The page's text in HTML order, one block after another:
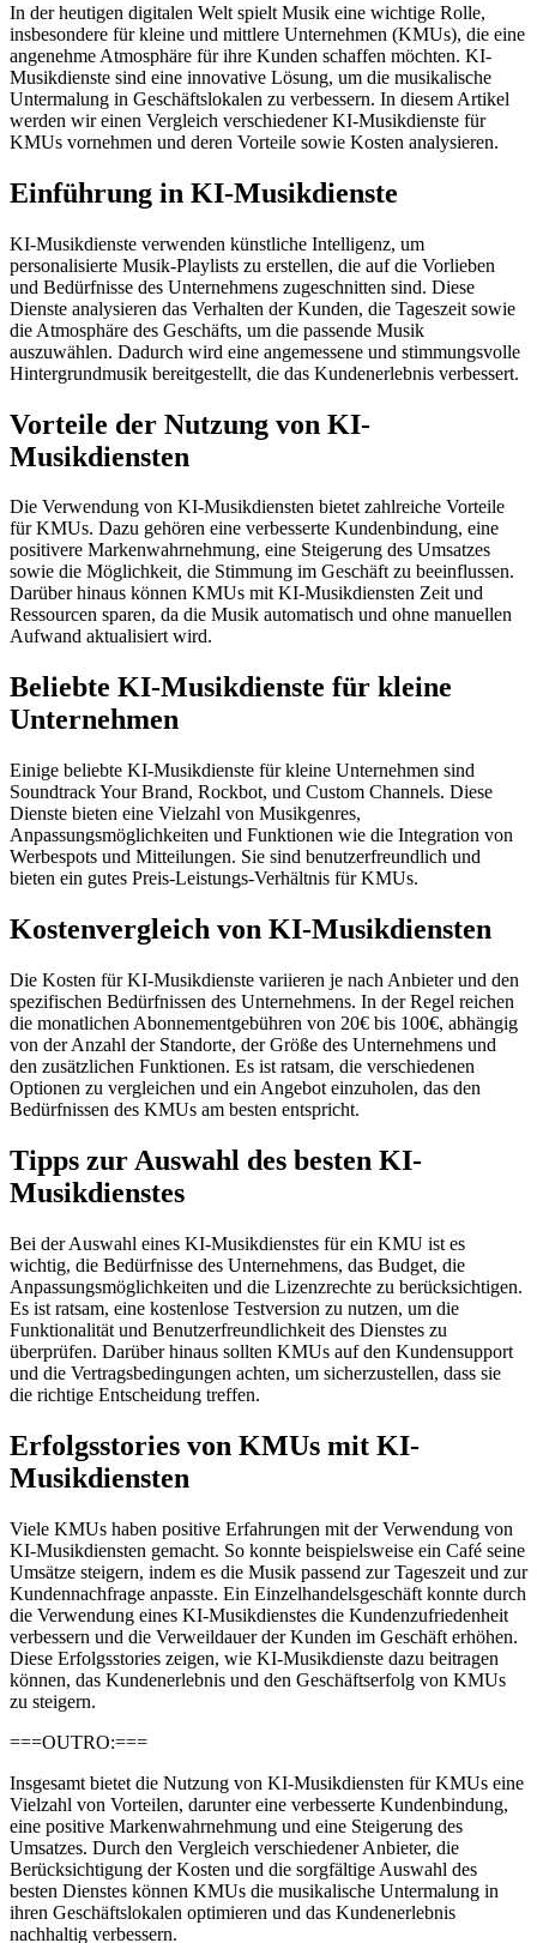
In der heutigen digitalen Welt spielt Musik eine wichtige Rolle,
insbesondere für kleine und mittlere Unternehmen (KMUs), die eine
angenehme Atmosphäre für ihre Kunden schaffen möchten. KI-
Musikdienste sind eine innovative Lösung, um die musikalische
Untermalung in Geschäftslokalen zu verbessern. In diesem Artikel
werden wir einen Vergleich verschiedener KI-Musikdienste für
KMUs vornehmen und deren Vorteile sowie Kosten analysieren.
Einführung in KI-Musikdienste
KI-Musikdienste verwenden künstliche Intelligenz, um
personalisierte Musik-Playlists zu erstellen, die auf die Vorlieben
und Bedürfnisse des Unternehmens zugeschnitten sind. Diese
Dienste analysieren das Verhalten der Kunden, die Tageszeit sowie
die Atmosphäre des Geschäfts, um die passende Musik
auszuwählen. Dadurch wird eine angemessene und stimmungsvolle
Hintergrundmusik bereitgestellt, die das Kundenerlebnis verbessert.
Vorteile der Nutzung von KI-
Musikdiensten
Die Verwendung von KI-Musikdiensten bietet zahlreiche Vorteile
für KMUs. Dazu gehören eine verbesserte Kundenbindung, eine
positivere Markenwahrnehmung, eine Steigerung des Umsatzes
sowie die Möglichkeit, die Stimmung im Geschäft zu beeinflussen.
Darüber hinaus können KMUs mit KI-Musikdiensten Zeit und
Ressourcen sparen, da die Musik automatisch und ohne manuellen
Aufwand aktualisiert wird.
Beliebte KI-Musikdienste für kleine
Unternehmen
Einige beliebte KI-Musikdienste für kleine Unternehmen sind
Soundtrack Your Brand, Rockbot, und Custom Channels. Diese
Dienste bieten eine Vielzahl von Musikgenres,
Anpassungsmöglichkeiten und Funktionen wie die Integration von
Werbespots und Mitteilungen. Sie sind benutzerfreundlich und
bieten ein gutes Preis-Leistungs-Verhältnis für KMUs.
Kostenvergleich von KI-Musikdiensten
Die Kosten für KI-Musikdienste variieren je nach Anbieter und den
spezifischen Bedürfnissen des Unternehmens. In der Regel reichen
die monatlichen Abonnementgebühren von 20€ bis 100€, abhängig
von der Anzahl der Standorte, der Größe des Unternehmens und
den zusätzlichen Funktionen. Es ist ratsam, die verschiedenen
Optionen zu vergleichen und ein Angebot einzuholen, das den
Bedürfnissen des KMUs am besten entspricht.
Tipps zur Auswahl des besten KI-
Musikdienstes
Bei der Auswahl eines KI-Musikdienstes für ein KMU ist es
wichtig, die Bedürfnisse des Unternehmens, das Budget, die
Anpassungsmöglichkeiten und die Lizenzrechte zu berücksichtigen.
Es ist ratsam, eine kostenlose Testversion zu nutzen, um die
Funktionalität und Benutzerfreundlichkeit des Dienstes zu
überprüfen. Darüber hinaus sollten KMUs auf den Kundensupport
und die Vertragsbedingungen achten, um sicherzustellen, dass sie
die richtige Entscheidung treffen.
Erfolgsstories von KMUs mit KI-
Musikdiensten
Viele KMUs haben positive Erfahrungen mit der Verwendung von
KI-Musikdiensten gemacht. So konnte beispielsweise ein Café seine
Umsätze steigern, indem es die Musik passend zur Tageszeit und zur
Kundennachfrage anpasste. Ein Einzelhandelsgeschäft konnte durch
die Verwendung eines KI-Musikdienstes die Kundenzufriedenheit
verbessern und die Verweildauer der Kunden im Geschäft erhöhen.
Diese Erfolgsstories zeigen, wie KI-Musikdienste dazu beitragen
können, das Kundenerlebnis und den Geschäftserfolg von KMUs
zu steigern.
===OUTRO:===
Insgesamt bietet die Nutzung von KI-Musikdiensten für KMUs eine
Vielzahl von Vorteilen, darunter eine verbesserte Kundenbindung,
eine positive Markenwahrnehmung und eine Steigerung des
Umsatzes. Durch den Vergleich verschiedener Anbieter, die
Berücksichtigung der Kosten und die sorgfältige Auswahl des
besten Dienstes können KMUs die musikalische Untermalung in
ihren Geschäftslokalen optimieren und das Kundenerlebnis
nachhaltig verbessern.